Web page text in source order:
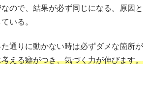
ので、結果が必ず同じになる。原因と
いる。
通りに動かない時は必ずダメな箇所が
える癖がつき、気づく力が伸びます。